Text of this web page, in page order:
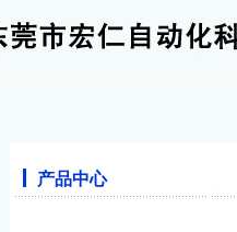
产品中心